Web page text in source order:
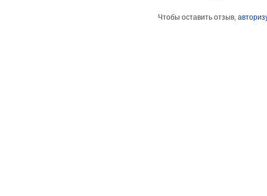
Чтобы оставить отзыв,